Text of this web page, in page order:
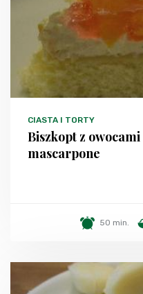
CIASTA I TORTY
Biszkopt z
mascarpone
50 min.